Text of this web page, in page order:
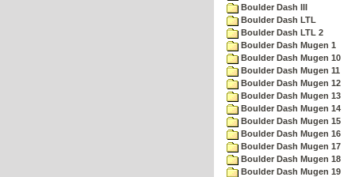
Boulder Dash III
Boulder Dash LTL
Boulder Dash LTL 2
Boulder Dash Mugen 1
Boulder Dash Mugen 10
Boulder Dash Mugen 11
Boulder Dash Mugen 12
Boulder Dash Mugen 13
Boulder Dash Mugen 14
Boulder Dash Mugen 15
Boulder Dash Mugen 16
Boulder Dash Mugen 17
Boulder Dash Mugen 18
Boulder Dash Mugen 19